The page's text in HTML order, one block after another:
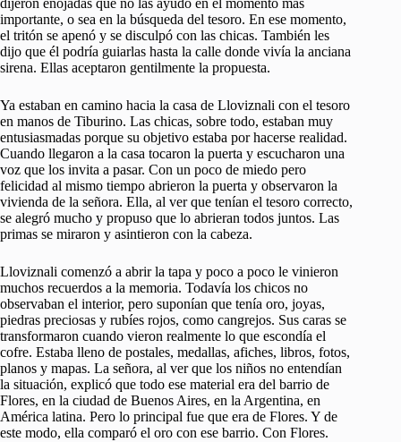
dijeron enojadas que no las ayudó en el momento más
importante, o sea en la búsqueda del tesoro. En ese momento,
el tritón se apenó y se disculpó con las chicas. También les
dijo que él podría guiarlas hasta la calle donde vivía la anciana
sirena. Ellas aceptaron gentilmente la propuesta.
Ya estaban en camino hacia la casa de Lloviznali con el tesoro
en manos de Tiburino. Las chicas, sobre todo, estaban muy
entusiasmadas porque su objetivo estaba por hacerse realidad.
Cuando llegaron a la casa tocaron la puerta y escucharon una
voz que los invita a pasar. Con un poco de miedo pero
felicidad al mismo tiempo abrieron la puerta y observaron la
vivienda de la señora. Ella, al ver que tenían el tesoro correcto,
se alegró mucho y propuso que lo abrieran todos juntos. Las
primas se miraron y asintieron con la cabeza.
Lloviznali comenzó a abrir la tapa y poco a poco le vinieron
muchos recuerdos a la memoria. Todavía los chicos no
observaban el interior, pero suponían que tenía oro, joyas,
piedras preciosas y rubíes rojos, como cangrejos. Sus caras se
transformaron cuando vieron realmente lo que escondía el
cofre. Estaba lleno de postales, medallas, afiches, libros, fotos,
planos y mapas. La señora, al ver que los niños no entendían
la situación, explicó que todo ese material era del barrio de
Flores, en la ciudad de Buenos Aires, en la Argentina, en
América latina. Pero lo principal fue que era de Flores. Y de
este modo, ella comparó el oro con ese barrio. Con Flores.